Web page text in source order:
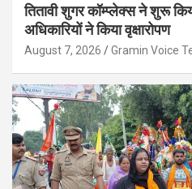
तितावी शुगर कॉम्प्लेक्स ने शुरू
अधिकारियों ने किया वृक्षारोपण
August 7, 2026 Gramin Voice